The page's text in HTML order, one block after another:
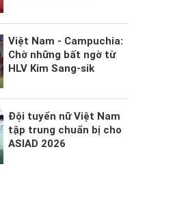
Việt Nam - Campuchia:
Chờ những bất ngờ từ
HLV Kim Sang-sik
Đội tuyển nữ Việt Nam
tập trung chuẩn bị cho
ASIAD 2026